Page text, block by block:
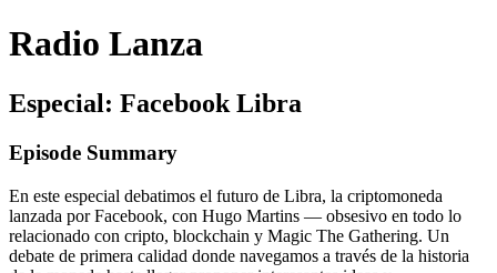
Radio Lanza
Especial: Facebook Libra
Episode Summary
En este especial debatimos el futuro de Libra, la criptomoneda
lanzada por Facebook, con Hugo Martins — obsesivo en todo lo
relacionado con cripto, blockchain y Magic The Gathering. Un
debate de primera calidad donde navegamos a través de la historia